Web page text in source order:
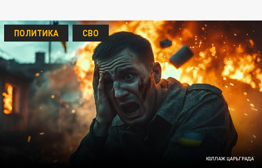
КОЛЛАЖ ЦАРЬГРАДА
ПОЛИТИКА СВО